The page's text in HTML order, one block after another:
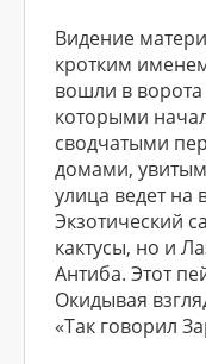
Видение
кротким
вошли в ворота
которыми
сводчатыми
домами,
улица ведет на
Экзотический
кактусы, но и
Антиба. Этот
Окидывая
«Так говорил